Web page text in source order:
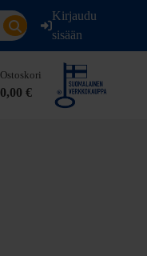
Kirjaudu
sisään
Ostoskori
0,00 €